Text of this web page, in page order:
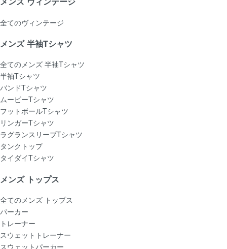
全てのヴィンテージ
メンズ 半袖Tシャツ
全てのメンズ 半袖Tシャツ
半袖Tシャツ
バンドTシャツ
ムービーTシャツ
フットボールTシャツ
リンガーTシャツ
ラグランスリーブTシャツ
タンクトップ
タイダイTシャツ
メンズ トップス
全てのメンズ トップス
パーカー
トレーナー
スウェットトレーナー
スウェットパーカー